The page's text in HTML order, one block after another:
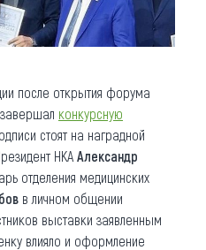
после открытия форума
конкурсную
стоят на наградной
НКА Александр
отделения медицинских
в личном общении
выставки заявленным
влияло и оформление